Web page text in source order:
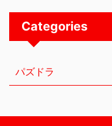
Categories
パズドラ